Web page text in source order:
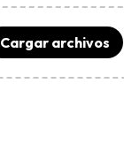
Cargar archivos